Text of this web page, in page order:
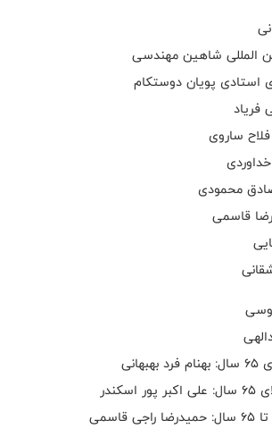
المللی شاهین مهندسی
استادی پویان دوستکام
فریاد
ساروی
محمودی
قاسمی